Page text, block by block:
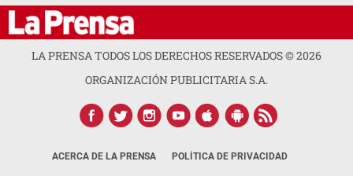
LA PRENSA TODOS LOS DERECHOS RESERVADOS ©2026
ORGANIZACIÓN PUBLICITARIA S.A.
ACERCA DE LA PRENSA POLÍTICA DE PRIVACIDAD